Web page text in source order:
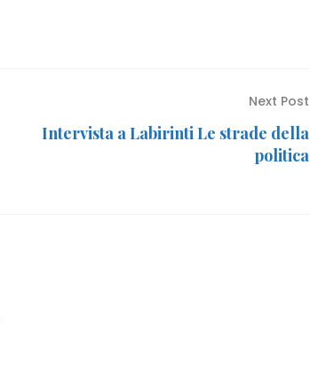
Next Post
Intervista a Labirinti Le strade della
politica